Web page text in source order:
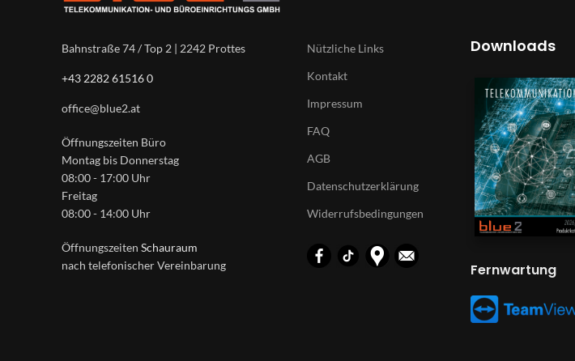
Bahnstraße 74 / Top 2 | 2242 Prottes
+43 2282 61516 0
office@blue2.at
Öffnungszeiten Büro
Montag bis Donnerstag
08:00 - 17:00 Uhr
Freitag
08:00 - 14:00 Uhr
Öffnungszeiten Schauraum
nach telefonischer Vereinbarung
Nützliche Links
Kontakt
Impressum
FAQ
AGB
Datenschutzerklärung
Widerrufsbedingungen
Downloads
Fernwartung